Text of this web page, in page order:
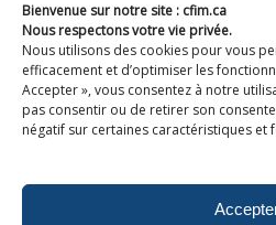
Bienvenue sur notre site : cfim.ca
Nous respectons votre vie privée.
Nous utilisons des cookies pour vous
efficacement et d’optimiser les
Accepter », vous consentez à notre
pas consentir ou de retirer son
négatif sur certaines caractéristiques et
Devenir membre de CFIM
Suivez-